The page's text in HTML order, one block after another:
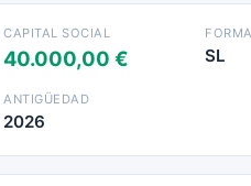
CAPITAL SOCIAL
40.000,00 € SL
ANTIGÜEDAD
2026